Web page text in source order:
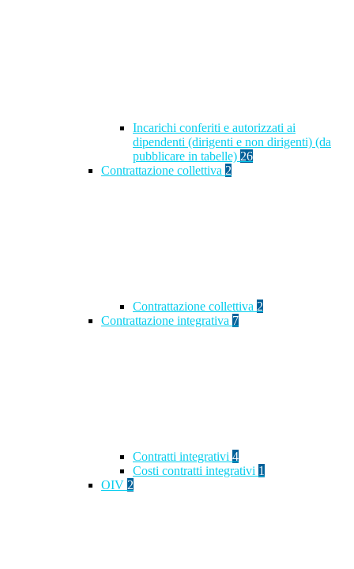
Incarichi conferiti e autorizzati ai
dipendenti (dirigenti e non dirigenti) (da
pubblicare in tabelle) 26
Contrattazione collettiva 2
Contrattazione collettiva 2
Contrattazione integrativa 7
Contratti integrativi 4
Costi contratti integrativi 1
OIV 2